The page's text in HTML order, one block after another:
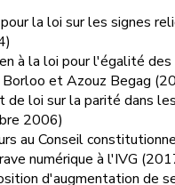
la loi sur les signes
à la loi pour l'égalité des
Borloo et Azouz Begag
de loi sur la parité dans
2006)
au Conseil
numérique à l'IVG
d'augmentation de